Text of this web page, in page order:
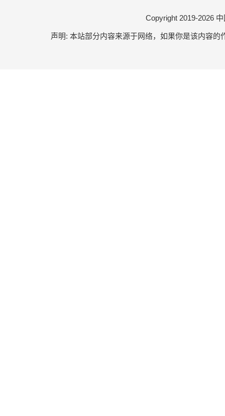
Copyright 2019-2026
声明: 本站部分内容来源于网络，如果你是该内容